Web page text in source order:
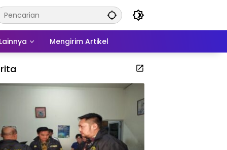
Lainnya Mengirim Artikel